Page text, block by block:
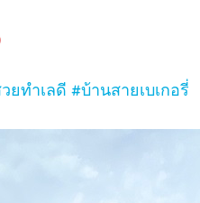
ทำเลดี #บ้านสายเบเกอรี่